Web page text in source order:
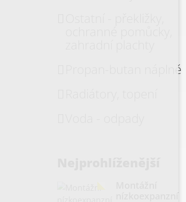
Propan-butan náplně
nízkoexpanzní